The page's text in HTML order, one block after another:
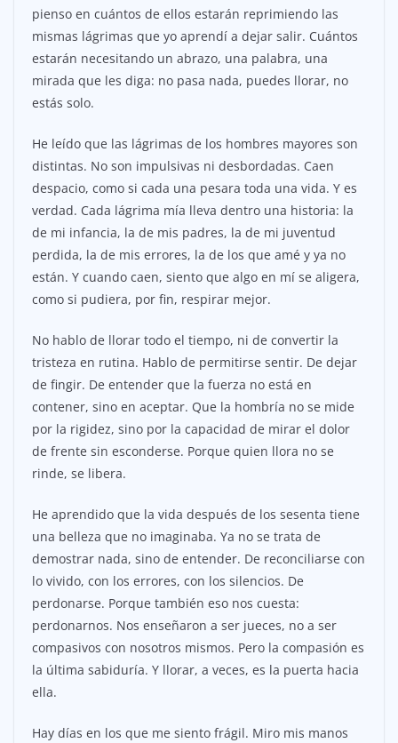
pienso en cuántos de ellos estarán reprimiendo las
mismas lágrimas que yo aprendí a dejar salir. Cuántos
estarán necesitando un abrazo, una palabra, una
mirada que les diga: no pasa nada, puedes llorar, no
estás solo.
He leído que las lágrimas de los hombres mayores son
distintas. No son impulsivas ni desbordadas. Caen
despacio, como si cada una pesara toda una vida. Y es
verdad. Cada lágrima mía lleva dentro una historia: la
de mi infancia, la de mis padres, la de mi juventud
perdida, la de mis errores, la de los que amé y ya no
están. Y cuando caen, siento que algo en mí se aligera,
como si pudiera, por fin, respirar mejor.
No hablo de llorar todo el tiempo, ni de convertir la
tristeza en rutina. Hablo de permitirse sentir. De dejar
de fingir. De entender que la fuerza no está en
contener, sino en aceptar. Que la hombría no se mide
por la rigidez, sino por la capacidad de mirar el dolor
de frente sin esconderse. Porque quien llora no se
rinde, se libera.
He aprendido que la vida después de los sesenta tiene
una belleza que no imaginaba. Ya no se trata de
demostrar nada, sino de entender. De reconciliarse con
lo vivido, con los errores, con los silencios. De
perdonarse. Porque también eso nos cuesta:
perdonarnos. Nos enseñaron a ser jueces, no a ser
compasivos con nosotros mismos. Pero la compasión es
la última sabiduría. Y llorar, a veces, es la puerta hacia
ella.
Hay días en los que me siento frágil. Miro mis manos